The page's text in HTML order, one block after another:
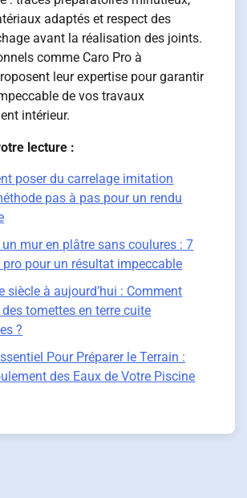
adaptés et respect des
avant la réalisation des joints.
comme Caro Pro à
leur expertise pour garantir
de vos travaux
intérieur.
lecture :
poser du carrelage imitation
pas à pas pour un rendu
un mur en plâtre sans coulures : 7
pro pour un résultat impeccable
siècle à aujourd’hui : Comment
tomettes en terre cuite
?
Pour Préparer le Terrain :
des Eaux de Votre Piscine